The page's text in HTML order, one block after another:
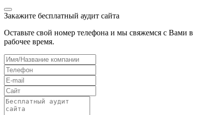
Закажите бесплатный аудит сайта
Оставьте свой номер телефона и мы свяжемся с Вами в
рабочее время.